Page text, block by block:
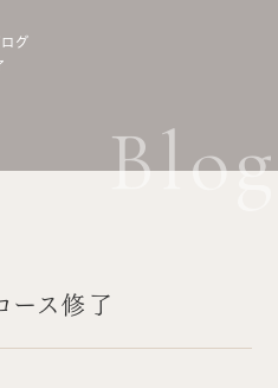
グ
ス修了